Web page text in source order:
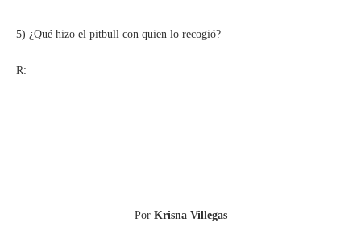
5) ¿Qué hizo el pitbull con quien lo recogió?
R:
Por Krisna Villegas